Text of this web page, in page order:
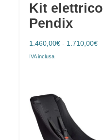
Kit elettrico
Pendix
1.460,00€ - 1.710,00€
IVA inclusa